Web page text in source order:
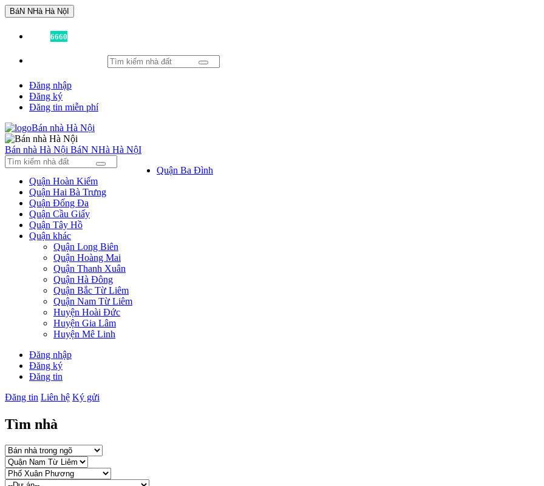
BáN NHà Hà NộI
6660
Đăng nhập
Đăng ký
Đăng tin miễn phí
Bán nhà Hà Nội BáN NHà Hà NộI
Quận Ba Đình
Quận Hoàn Kiếm
Quận Hai Bà Trưng
Quận Đống Đa
Quận Cầu Giấy
Quận Tây Hồ
Quận khác
Quận Long Biên
Quận Hoàng Mai
Quận Thanh Xuân
Quận Hà Đông
Quận Bắc Từ Liêm
Quận Nam Từ Liêm
Huyện Hoài Đức
Huyện Gia Lâm
Huyện Mê Linh
Đăng nhập
Đăng ký
Đăng tin
Đăng tin Liên hệ Ký gửi
Tìm nhà